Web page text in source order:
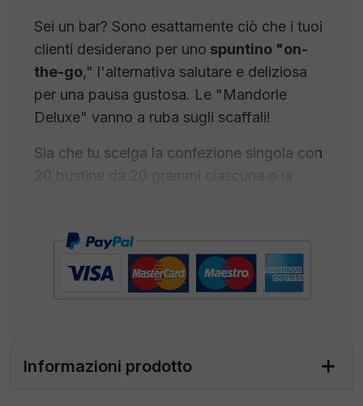
Sei un bar? Sono esattamente ciò che i tuoi
clienti desiderano per uno spuntino "on-
the-go," l'alternativa salutare e deliziosa
per una pausa gustosa. Le "Mandorle
Deluxe" vanno a ruba sugli scaffali!
Sia che tu scelga la confezione singola con
offrirai sempre uno snack irresistibile e
nutriente.
Non lasciare che questa opportunità
eccezionale che soddisferà la loro voglia di
Informazioni prodotto